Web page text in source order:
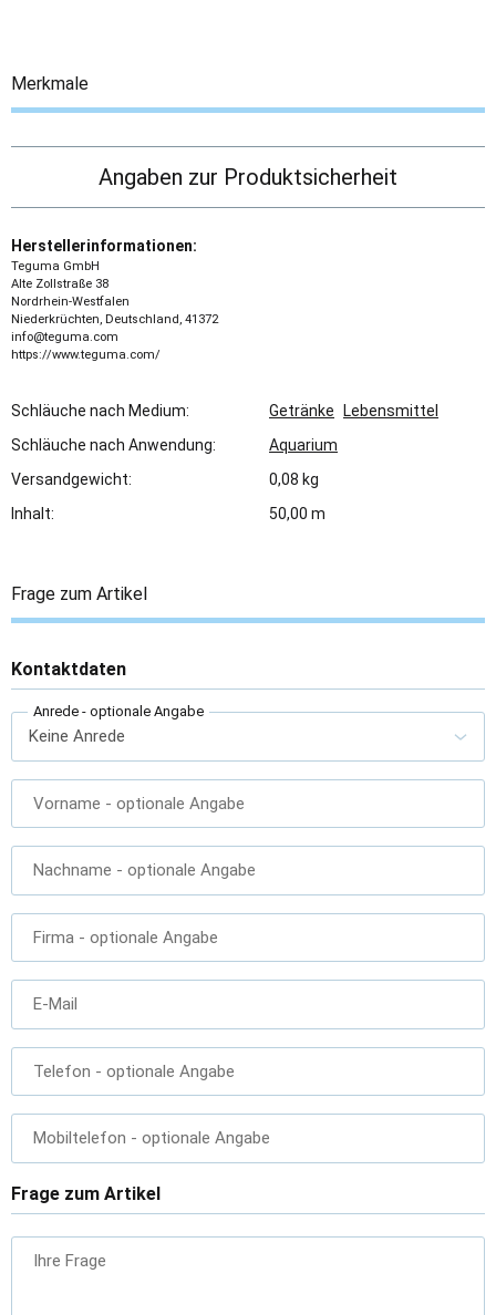
Merkmale
Angaben zur Produktsicherheit
Herstellerinformationen:
Teguma GmbH
Alte Zollstraße 38
Nordrhein-Westfalen
Niederkrüchten, Deutschland, 41372
info@teguma.com
https://www.teguma.com/
Schläuche nach Medium: Getränke
Lebensmittel
Schläuche nach Anwendung:
Aquarium
Versandgewicht:
0,08 kg
Inhalt:
50,00 m
Frage zum Artikel
Kontaktdaten
Anrede - optionale Angabe
Vorname - optionale Angabe
Nachname - optionale Angabe
Firma - optionale Angabe
E-Mail
Telefon - optionale Angabe
Mobiltelefon - optionale Angabe
Frage zum Artikel
Ihre Frage